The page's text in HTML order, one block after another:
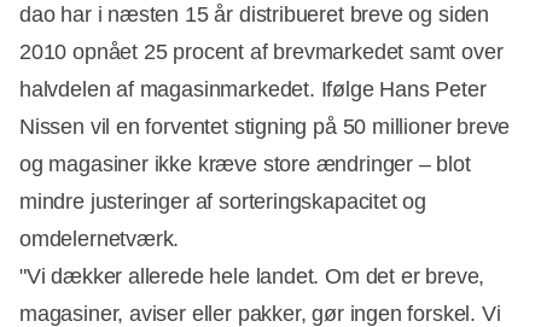
Annonce
dao har i næsten 15 år distribueret breve og siden
2010 opnået 25 procent af brevmarkedet samt over
halvdelen af magasinmarkedet. Ifølge Hans Peter
Nissen vil en forventet stigning på 50 millioner breve
og magasiner ikke kræve store ændringer – blot
mindre justeringer af sorteringskapacitet og
omdelernetværk.
"Vi dækker allerede hele landet. Om det er breve,
magasiner, aviser eller pakker, gør ingen forskel. Vi